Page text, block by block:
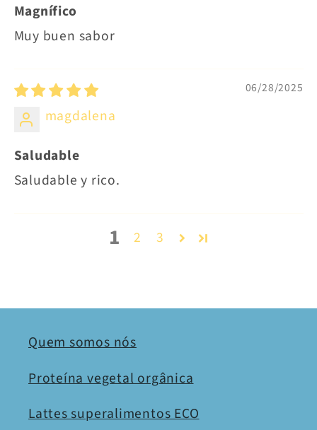
Magnífico
Muy buen sabor
06/28/2025
magdalena
Saludable
Saludable y rico.
1 2 3
Quem somos nós
Proteína vegetal orgânica
Lattes superalimentos ECO